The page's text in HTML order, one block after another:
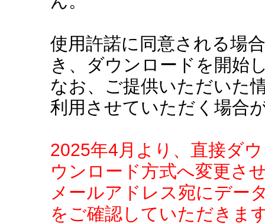
使用許諾に同意される場
き、ダウンロードを開始
なお、ご提供いただいた
利用させていただく場合
2025年4月より、直接ダ
ウンロード方式へ変更さ
メールアドレス宛にデー
をご確認していただきま